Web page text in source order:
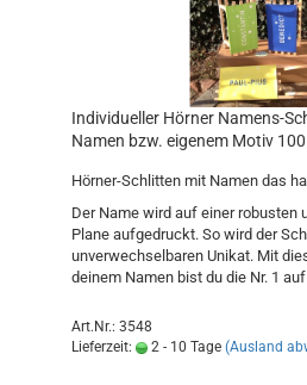
Individueller Hörner Namens-
Namen bzw. eigenem Motiv
Hörner-Schlitten mit Namen das
Der Name wird auf einer robusten
Plane aufgedruckt. So wird der
unverwechselbaren Unikat. Mit
deinem Namen bist du die Nr. 1
Art.Nr.: 3548
Lieferzeit:
2 - 10 Tage (Ausland